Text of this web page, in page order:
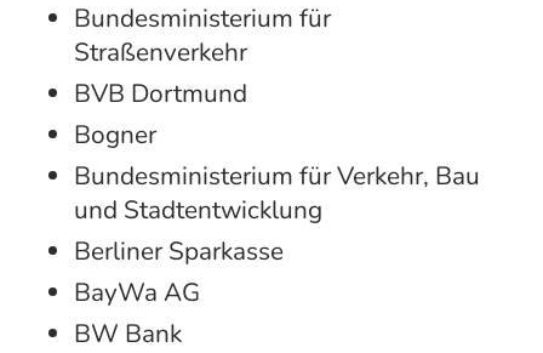
Bundesministerium für
Straßenverkehr
BVB Dortmund
Bogner
Bundesministerium für Verkehr, Bau
und Stadtentwicklung
Berliner Sparkasse
BayWa AG
BW Bank